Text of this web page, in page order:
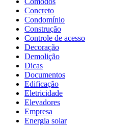
Concreto
Condomínio
Construção
Controle de acesso
Decoração
Demolição
Dicas
Documentos
Edificação
Eletricidade
Elevadores
Empresa
Energia solar